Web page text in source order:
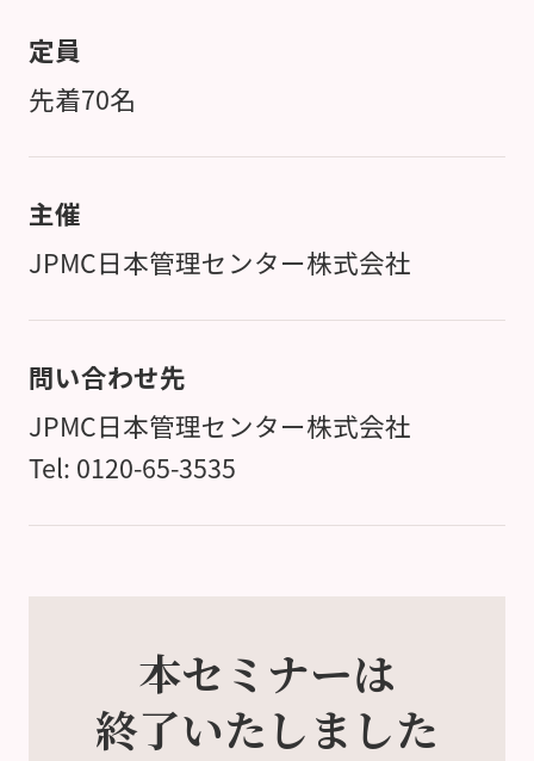
定員
先着70名
主催
JPMC日本管理センター株式会社
問い合わせ先
JPMC日本管理センター株式会社
Tel: 0120-65-3535
本セミナーは
終了いたしました